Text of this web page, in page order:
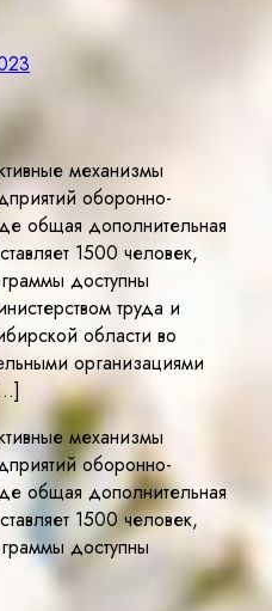
механизмы
оборонно-
общая дополнительная
1500 человек,
доступны
труда и
области во
организациями
механизмы
оборонно-
общая дополнительная
1500 человек,
доступны